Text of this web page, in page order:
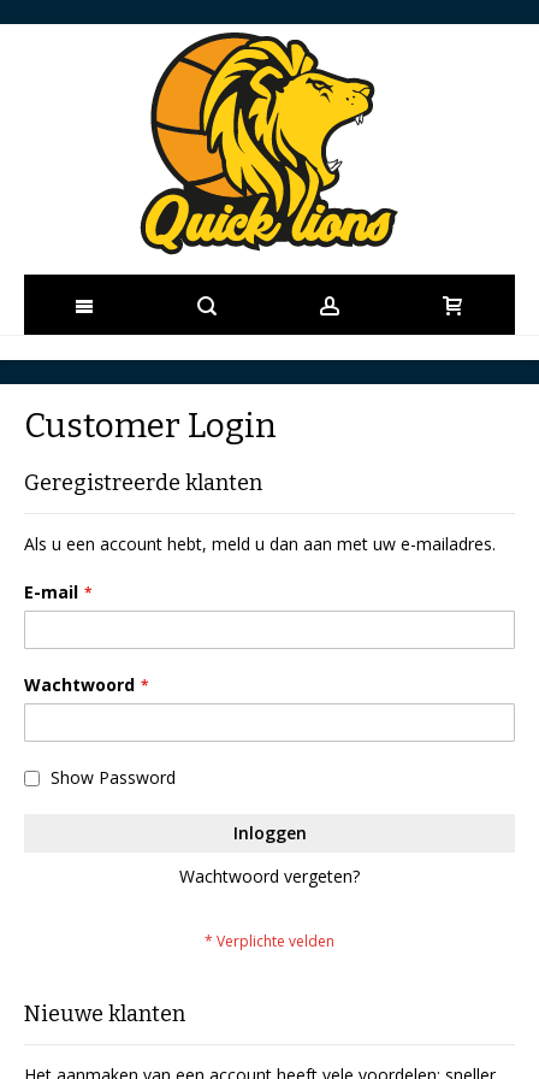
Ga
de
inhoud
Customer Login
Geregistreerde klanten
Als u een account hebt, meld u dan aan met uw e-mailadres.
E-mail
Wachtwoord
Show Password
Inloggen
Wachtwoord vergeten?
Nieuwe klanten